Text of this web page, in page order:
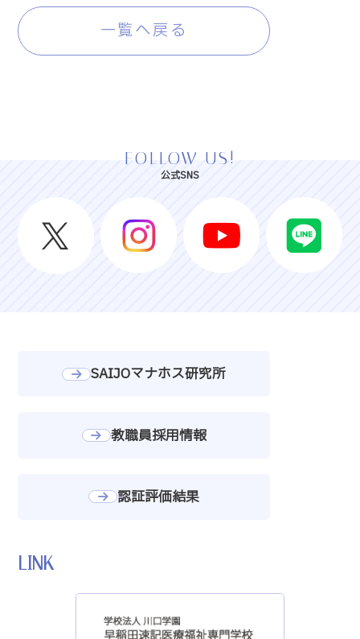
一覧へ戻る
FOLLOW US!
公式SNS
SAIJOマナホス研究所
教職員採用情報
認証評価結果
LINK